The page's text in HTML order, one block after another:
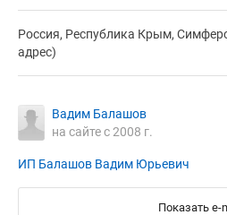
Россия, Республика Крым,
адрес)
Вадим Балашов
на сайте с 2008 г.
ИП Балашов Вадим Юрьевич
Показать e-